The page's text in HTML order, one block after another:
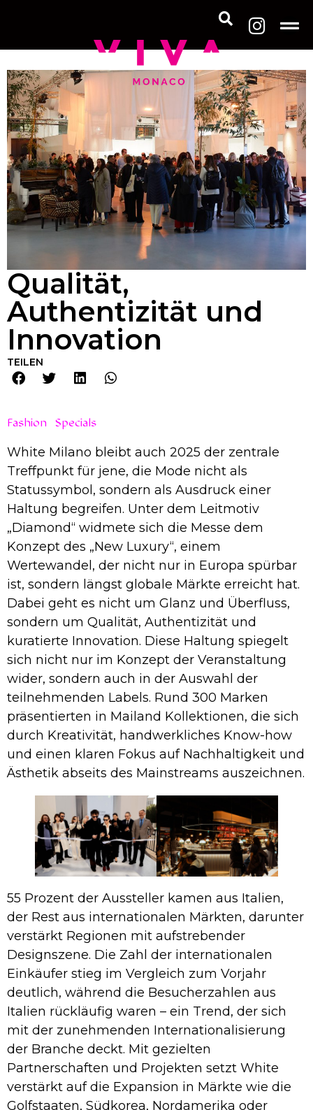
Qualität,
Authentizität und
Innovation
TEILEN
Fashion Specials
White Milano bleibt auch 2025 der zentrale
Treffpunkt für jene, die Mode nicht als
Statussymbol, sondern als Ausdruck einer
Haltung begreifen. Unter dem Leitmotiv
„Diamond“ widmete sich die Messe dem
Konzept des „New Luxury“, einem
Wertewandel, der nicht nur in Europa spürbar
ist, sondern längst globale Märkte erreicht hat.
Dabei geht es nicht um Glanz und Überfluss,
sondern um Qualität, Authentizität und
kuratierte Innovation. Diese Haltung spiegelt
sich nicht nur im Konzept der Veranstaltung
wider, sondern auch in der Auswahl der
teilnehmenden Labels. Rund 300 Marken
präsentierten in Mailand Kollektionen, die sich
durch Kreativität, handwerkliches Know-how
und einen klaren Fokus auf Nachhaltigkeit und
Ästhetik abseits des Mainstreams auszeichnen.
55 Prozent der Aussteller kamen aus Italien,
der Rest aus internationalen Märkten, darunter
verstärkt Regionen mit aufstrebender
Designszene. Die Zahl der internationalen
Einkäufer stieg im Vergleich zum Vorjahr
deutlich, während die Besucherzahlen aus
Italien rückläufig waren – ein Trend, der sich
mit der zunehmenden Internationalisierung
der Branche deckt. Mit gezielten
Partnerschaften und Projekten setzt White
verstärkt auf die Expansion in Märkte wie die
Golfstaaten, Südkorea, Nordamerika oder